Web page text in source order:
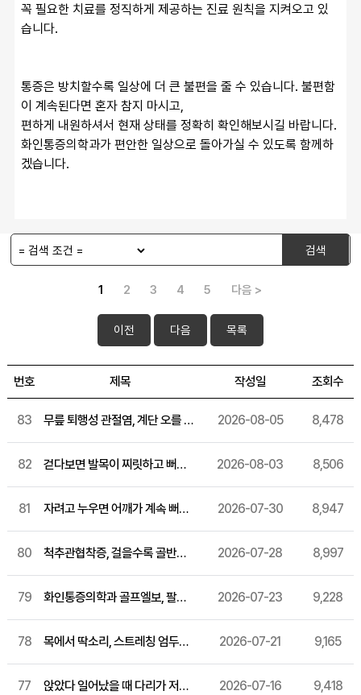
꼭 필요한 치료를 정직하게 제공하는 진료 원칙을 지켜오고 있
습니다.
통증은 방치할수록 일상에 더 큰 불편을 줄 수 있습니다. 불편함
이 계속된다면 혼자 참지 마시고,
편하게 내원하셔서 현재 상태를 정확히 확인해보시길 바랍니다.
화인통증의학과가 편안한 일상으로 돌아가실 수 있도록 함께하
겠습니다.
검색
1 2 3 4 5 다음 >
이전 다음 목록
번호 제목 작성일 조회수
83 무릎 퇴행성 관절염, 계단 오를 때나 러닝 후 통증이 반복된다면 통증 주사 확인하세요 2026-08-05 8,478
82 걷다보면 발목이 찌릿하고 뻐근해요 발목 통증 관리법, 아킬레스건염과 발목 염좌는 어떻게 다를까 2026-08-03 8,506
81 자려고 누우면 어깨가 계속 뻐근하고 찌릿해요, 오십견 원인부터 관리 흐름까지 2026-07-30 8,947
80 척추관협착증, 걸을수록 골반통증과 함께 다리가 저려온다면 짚어봐야 할 통증 주사 이야기 2026-07-28 8,997
79 화인통증의학과 골프엘보, 팔꿈치 통증과 손목 저림이 함께 온다면 비수술 관리법 알려드려요 2026-07-23 9,228
78 목에서 딱소리, 스트레칭 엄두가 안나요 목디스크 증상부터 비수술 치료까지 알려드려요 2026-07-21 9,165
77 앉았다 일어났을 때 다리가 저리고 허리가 찌릿해요 허리디스크 비수술치료 알아보세요 2026-07-16 9,418